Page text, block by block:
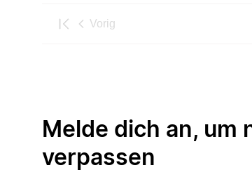
Vorig
Melde dich an, um
verpassen